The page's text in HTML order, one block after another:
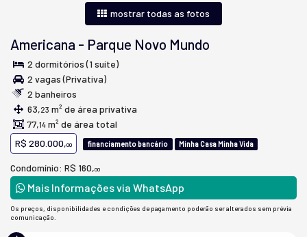
mostrar todas as fotos
Americana - Parque Novo Mundo
2 dormitórios (1 suíte)
2 vagas (Privativa)
2 banheiros
63,23 m² de área privativa
77,14 m² de área total
R$ 280.000,00 financiamento bancário Minha Casa Minha Vida
Condomínio: R$ 160,00
Mais Informações via WhatsApp
Os preços, disponibilidades e condições de pagamento poderão ser alterados sem prévia
comunicação.